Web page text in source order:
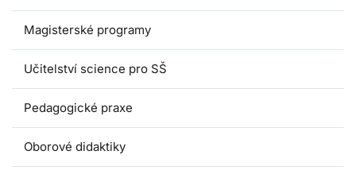
Magisterské programy
Učitelství science pro SŠ
Pedagogické praxe
Oborové didaktiky